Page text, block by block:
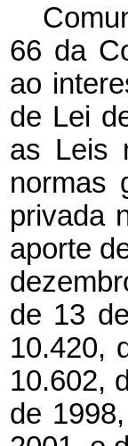
66 da
ao
de Lei
as Leis
normas
privada
aporte
de 13
10.420,
10.602,
de